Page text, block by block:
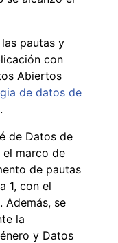
pautas y
con
Abiertos
de datos de
.
de Datos de
el marco de
de pautas
1, con el
se
la
y Datos